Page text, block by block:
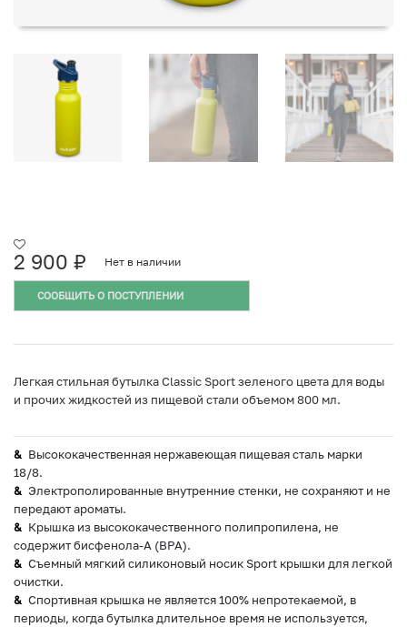
2 900 ₽ Нет в наличии
СООБЩИТЬ О ПОСТУПЛЕНИИ
Легкая стильная бутылка Classic Sport зеленого цвета для воды
и прочих жидкостей из пищевой стали объемом 800 мл.
Высококачественная нержавеющая пищевая сталь марки
18/8.
Электрополированные внутренние стенки, не сохраняют и не
передают ароматы.
Крышка из высококачественного полипропилена, не
содержит бисфенола-А (BPA).
Съемный мягкий силиконовый носик Sport крышки для легкой
очистки.
Спортивная крышка не является 100% непротекаемой, в
периоды, когда бутылка длительное время не используется,